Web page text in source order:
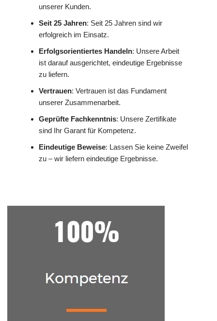
unserer Kunden.
Seit 25 Jahren: Seit 25 Jahren sind wir
erfolgreich im Einsatz.
Erfolgsorientiertes Handeln: Unsere Arbeit
ist darauf ausgerichtet, eindeutige Ergebnisse
zu liefern.
Vertrauen: Vertrauen ist das Fundament
unserer Zusammenarbeit.
Geprüfte Fachkenntnis: Unsere Zertifikate
sind Ihr Garant für Kompetenz.
Eindeutige Beweise: Lassen Sie keine Zweifel
zu – wir liefern eindeutige Ergebnisse.